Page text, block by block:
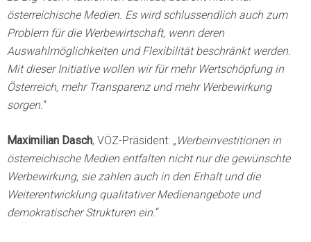
österreichische Medien. Es wird schlussendlich auch zum
Problem für die Werbewirtschaft, wenn deren
Auswahlmöglichkeiten und Flexibilität beschränkt wer­den.
Mit dieser Initiative wollen wir für mehr Wertschöpfung in
Österreich, mehr Transparenz und mehr Werbewirkung
sorgen.“
Maximilian Dasch, VÖZ-Präsident: „ Werbeinvestitionen in
österreichische Medien entfalten nicht nur die gewünschte
Werbewirkung, sie zahlen auch in den Erhalt und die
Weiterentwick­lung qualitativer Medienangebote und
demokratischer Strukturen ein.“